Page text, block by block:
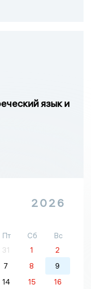
язык и
2026
Пт Сб
Вс
31 1
2
7 8
9
14 15 16